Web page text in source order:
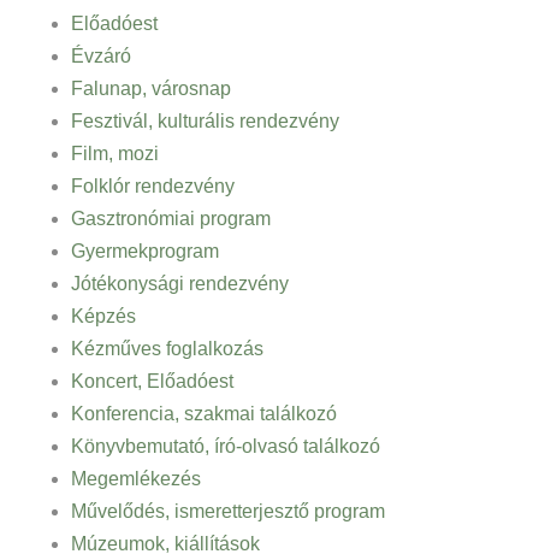
Előadóest
Évzáró
Falunap, városnap
Fesztivál, kulturális rendezvény
Film, mozi
Folklór rendezvény
Gasztronómiai program
Gyermekprogram
Jótékonysági rendezvény
Képzés
Kézműves foglalkozás
Koncert, Előadóest
Konferencia, szakmai találkozó
Könyvbemutató, író-olvasó találkozó
Megemlékezés
Művelődés, ismeretterjesztő program
Múzeumok, kiállítások